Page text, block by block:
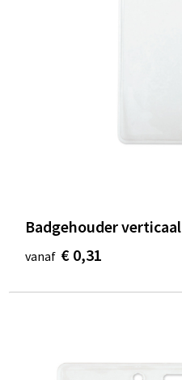
Badgehouder verticaal
vanaf € 0,31